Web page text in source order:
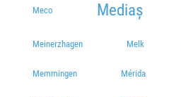
Meco Mediaș
Meinerzhagen Melk
Memmingen Mérida